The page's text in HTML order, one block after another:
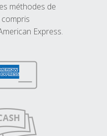
méthodes de
Express.